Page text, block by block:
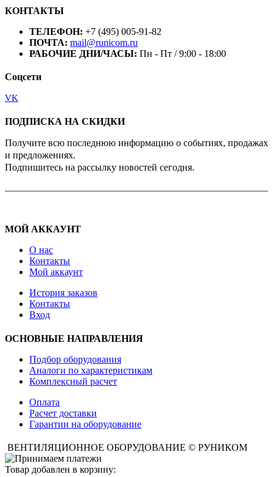
КОНТАКТЫ
ТЕЛЕФОН: +7 (495) 005-91-82
ПОЧТА: mail@runicom.ru
РАБОЧИЕ ДНИ/ЧАСЫ: Пн - Пт / 9:00 - 18:00
Соцсети
VK
ПОДПИСКА НА СКИДКИ
Получите всю последнюю информацию о событиях, продажах
и предложениях.
Подпишитесь на рассылку новостей сегодня.
МОЙ АККАУНТ
О нас
Контакты
Мой аккаунт
История заказов
Контакты
Вход
ОСНОВНЫЕ НАПРАВЛЕНИЯ
Подбор оборудования
Аналоги по характеристикам
Комплексный расчет
Оплата
Расчет доставки
Гарантии на оборудование
ВЕНТИЛЯЦИОННОЕ ОБОРУДОВАНИЕ © РУНИКОМ
Товар добавлен в корзину: